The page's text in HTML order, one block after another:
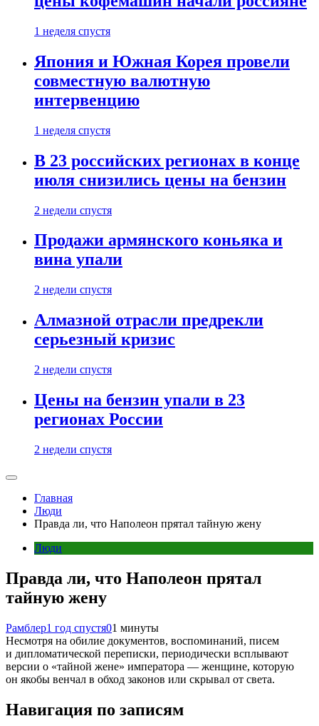
1 неделя спустя
Япония и Южная Корея провели
совместную валютную
интервенцию
1 неделя спустя
В 23 российских регионах в конце
июля снизились цены на бензин
2 недели спустя
Продажи армянского коньяка и
вина упали
2 недели спустя
Алмазной отрасли предрекли
серьезный кризис
2 недели спустя
Цены на бензин упали в 23
регионах России
2 недели спустя
Главная
Люди
Правда ли, что Наполеон прятал тайную жену
Люди
Правда ли, что Наполеон прятал
тайную жену
Рамблер1 год спустя01 минуты
Несмотря на обилие документов, воспоминаний, писем
и дипломатической переписки, периодически всплывают
версии о «тайной жене» императора — женщине, которую
он якобы венчал в обход законов или скрывал от света.
Навигация по записям